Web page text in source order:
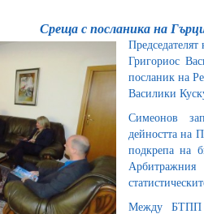
Среща с посланика на
Григориос
посланик на
Василики
Симеонов
дейността на
подкрепа на
Между БТПП